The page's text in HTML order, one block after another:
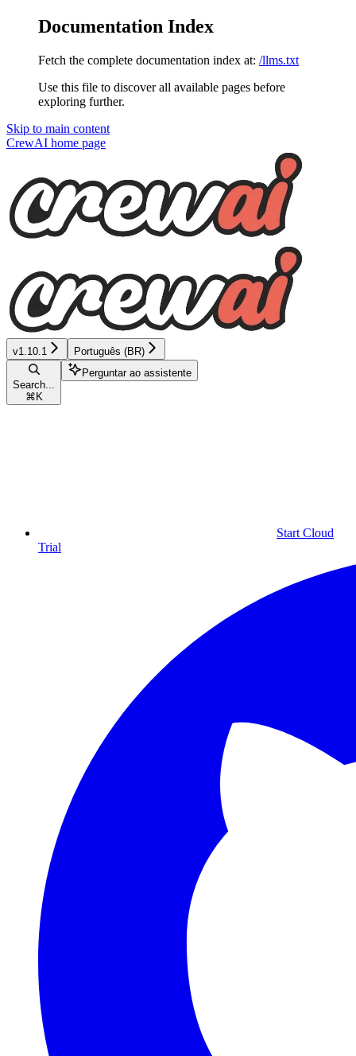
Documentation Index
Fetch the complete documentation index at: /llms.txt
Use this file to discover all available pages before
exploring further.
Skip to main content
CrewAI home page
v1.10.1 Português (BR)
Search...
⌘ K
Perguntar ao assistente
Start Cloud
Trial